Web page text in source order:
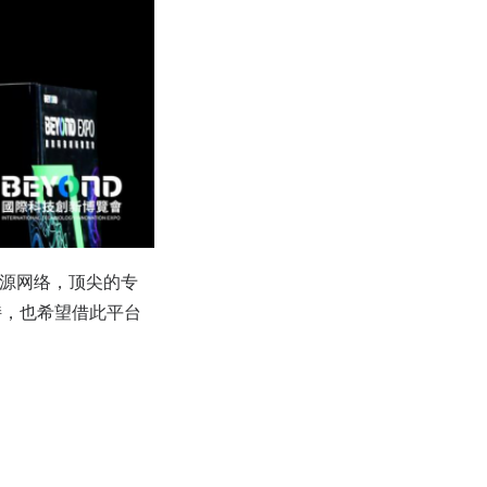
网络，顶尖的专
也希望借此平台